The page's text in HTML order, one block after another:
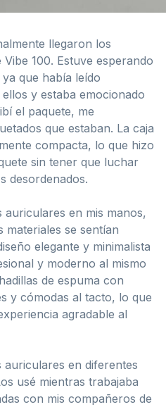
llegaron los
100. Estuve esperando
que había leído
y estaba emocionado
el paquete, me
que estaban. La caja
compacta, lo que hizo
sin tener que luchar
desordenados.
en mis manos,
materiales se sentían
elegante y minimalista
y moderno al mismo
de espuma con
y cómodas al tacto, lo que
agradable al
en diferentes
usé mientras trabajaba
con mis compañeros de